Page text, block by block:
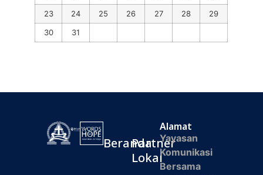
23
24 25 26 27 28
29
30
31
BerandaPartner
Lokal
Alamat
Yayasan
Komunikasi
Bersama